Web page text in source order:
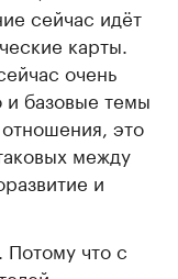
сейчас идёт
карты.
очень
и базовые темы
это
между
и
Потому что с